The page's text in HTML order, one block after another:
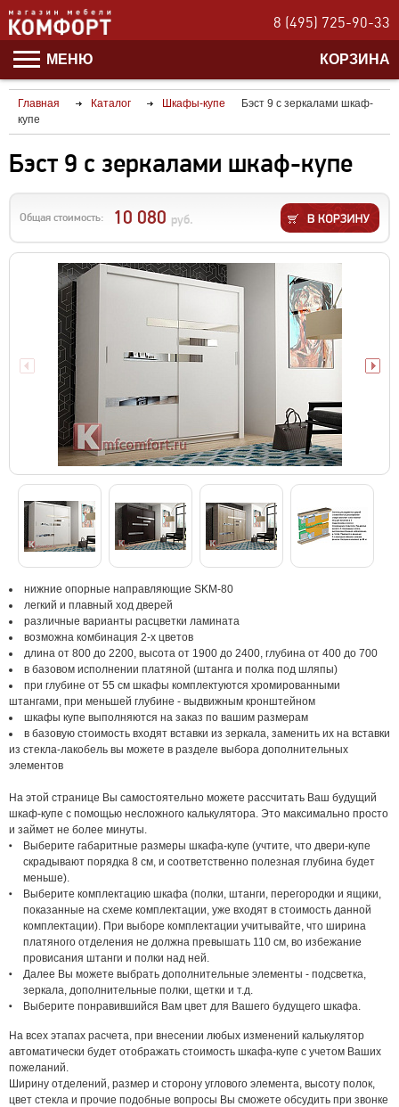
8 (495) 725-90-33
МЕНЮ КОРЗИНА
Главная Каталог Шкафы-купе
Бэст 9 с зеркалами шкаф-
купе
Бэст 9 с зеркалами шкаф-купе
Общая стоимость: 10 080 руб.
нижние опорные направляющие SKM-80
легкий и плавный ход дверей
различные варианты расцветки ламината
возможна комбинация 2-х цветов
длина от 800 до 2200, высота от 1900 до 2400, глубина от 400 до 700
в базовом исполнении платяной (штанга и полка под шляпы)
при глубине от 55 см шкафы комплектуются хромированными
штангами, при меньшей глубине - выдвижным кронштейном
шкафы купе выполняются на заказ по вашим размерам
в базовую стоимость входят вставки из зеркала, заменить их на вставки
из стекла-лакобель вы можете в разделе выбора дополнительных
элементов
На этой странице Вы самостоятельно можете рассчитать Ваш будущий
шкаф-купе с помощью несложного калькулятора. Это максимально просто
и займет не более минуты.
Выберите габаритные размеры шкафа-купе (учтите, что двери-купе
скрадывают порядка 8 см, и соответственно полезная глубина будет
меньше).
Выберите комплектацию шкафа (полки, штанги, перегородки и ящики,
показанные на схеме комплектации, уже входят в стоимость данной
комплектации). При выборе комплектации учитывайте, что ширина
платяного отделения не должна превышать 110 см, во избежание
провисания штанги и полки над ней.
Далее Вы можете выбрать дополнительные элементы - подсветка,
зеркала, дополнительные полки, щетки и т.д.
Выберите понравившийся Вам цвет для Вашего будущего шкафа.
На всех этапах расчета, при внесении любых изменений калькулятор
автоматически будет отображать стоимость шкафа-купе с учетом Ваших
пожеланий.
Ширину отделений, размер и сторону углового элемента, высоту полок,
цвет стекла и прочие подобные вопросы Вы сможете обсудить при звонке